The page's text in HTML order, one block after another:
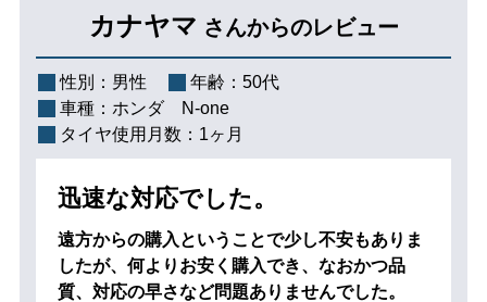
カナヤマ さんからのレビュー
性別： 男性 年齢： 50代
車種： ホンダ N-one
タイヤ使用月数： 1ヶ月
迅速な対応でした。
遠方からの購入ということで少し不安もありま
したが、何よりお安く購入でき、なおかつ品
質、対応の早さなど問題ありませんでした。